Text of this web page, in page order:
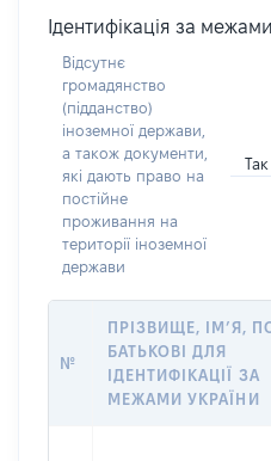
Ідентифікація за
Відсутнє
громадянство
(підданство)
іноземної держави,
а також документи,
які дають право на
постійне
проживання на
території іноземної
держави
Так
№
ПРІЗВИЩЕ, ІМ’Я,
БАТЬКОВІ ДЛЯ
ІДЕНТИФІКАЦІЇ ЗА
МЕЖАМИ УКРАЇНИ